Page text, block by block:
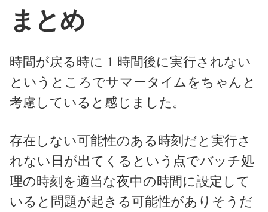
まとめ
時間が戻る時に 1 時間後に実行されない
というところでサマータイムをちゃんと
考慮していると感じました。
存在しない可能性のある時刻だと実行さ
れない日が出てくるという点でバッチ処
理の時刻を適当な夜中の時間に設定して
いると問題が起きる可能性がありそうだ